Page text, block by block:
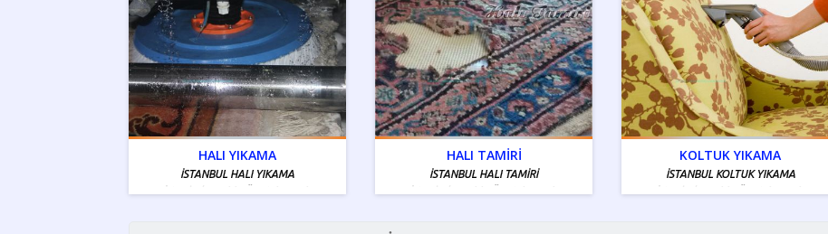
HALI YIKAMA
İSTANBUL HALI YIKAMA
HALI TAMİRİ
İSTANBUL HALI TAMİRİ
KOLTUK YIKAMA
İSTANBUL KOLTUK YIKAMA